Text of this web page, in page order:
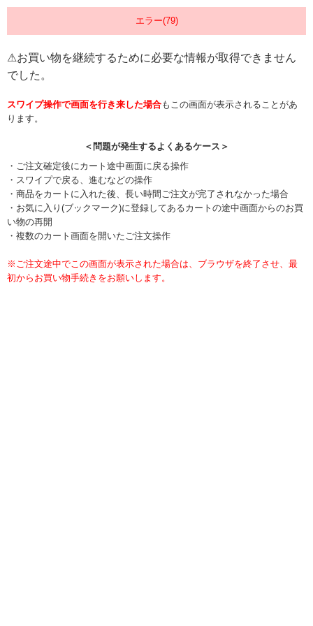
エラー(79)
⚠お買い物を継続するために必要な情報が取得できません
でした。
スワイプ操作で画面を行き来した場合もこの画面が表示されることがあ
ります。
＜問題が発生するよくあるケース＞
・ご注文確定後にカート途中画面に戻る操作
・スワイプで戻る、進むなどの操作
・商品をカートに入れた後、長い時間ご注文が完了されなかった場合
・お気に入り(ブックマーク)に登録してあるカートの途中画面からのお買
い物の再開
・複数のカート画面を開いたご注文操作
※ご注文途中でこの画面が表示された場合は、ブラウザを終了させ、最
初からお買い物手続きをお願いします。